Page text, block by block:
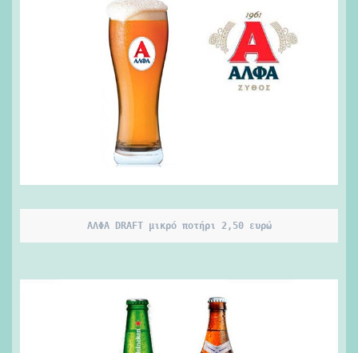
ΑΛΦΑ DRAFT μικρό ποτήρι 2,50 ευρώ